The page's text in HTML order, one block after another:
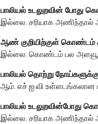
பாலியல் உடலுறவின் போது
இல்லை. சரியாக அணிந்தால்
ஆண் குறியிற்குள் கொண்டம்
இல்லை. கொண்டம் பல
பாலியல் தொற்று
ஆம். எச்.ஐ.வி உள்ளடங்கலான
பாலியல் உடலுறவின்போது
இல்லை. சரியாக அணிந்தால்